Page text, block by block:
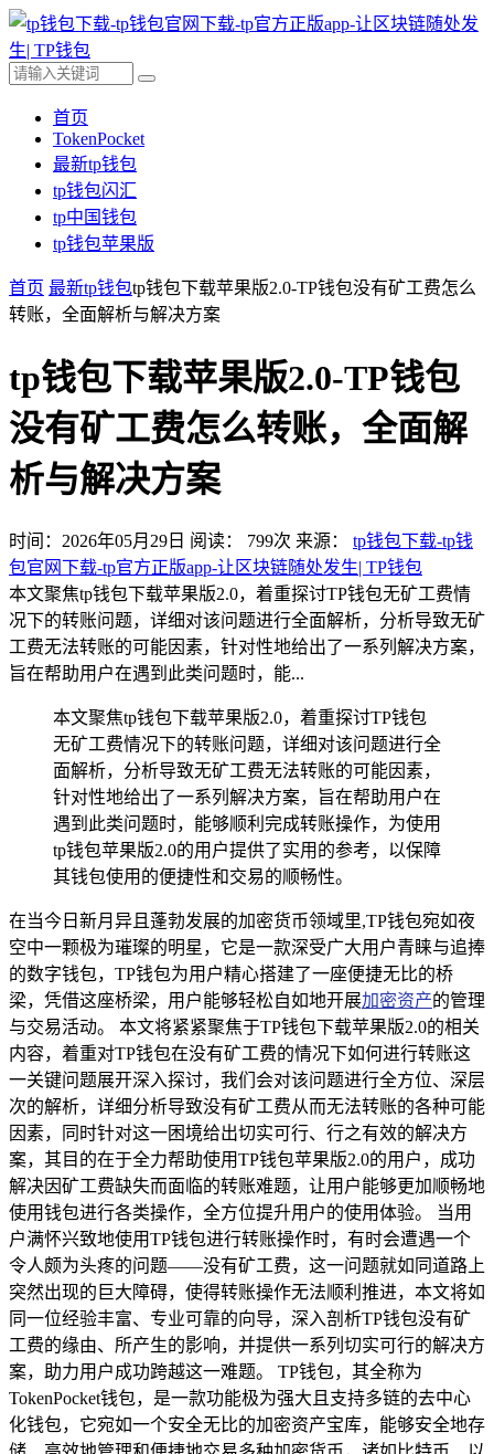
首页
TokenPocket
最新tp钱包
tp钱包闪汇
tp中国钱包
tp钱包苹果版
首页 最新tp钱包tp钱包下载苹果版2.0-TP钱包没有矿工费怎么
转账，全面解析与解决方案
tp钱包下载苹果版2.0-TP钱包
没有矿工费怎么转账，全面解
析与解决方案
时间：2026年05月29日 阅读： 799次 来源： tp钱包下载-tp钱
包官网下载-tp官方正版app-让区块链随处发生| TP钱包
本文聚焦tp钱包下载苹果版2.0，着重探讨TP钱包无矿工费情
况下的转账问题，详细对该问题进行全面解析，分析导致无矿
工费无法转账的可能因素，针对性地给出了一系列解决方案，
旨在帮助用户在遇到此类问题时，能...
本文聚焦tp钱包下载苹果版2.0，着重探讨TP钱包
无矿工费情况下的转账问题，详细对该问题进行全
面解析，分析导致无矿工费无法转账的可能因素，
针对性地给出了一系列解决方案，旨在帮助用户在
遇到此类问题时，能够顺利完成转账操作，为使用
tp钱包苹果版2.0的用户提供了实用的参考，以保障
其钱包使用的便捷性和交易的顺畅性。
在当今日新月异且蓬勃发展的加密货币领域里,TP钱包宛如夜
空中一颗极为璀璨的明星，它是一款深受广大用户青睐与追捧
的数字钱包，TP钱包为用户精心搭建了一座便捷无比的桥
梁，凭借这座桥梁，用户能够轻松自如地开展加密资产的管理
与交易活动。 本文将紧紧聚焦于TP钱包下载苹果版2.0的相关
内容，着重对TP钱包在没有矿工费的情况下如何进行转账这
一关键问题展开深入探讨，我们会对该问题进行全方位、深层
次的解析，详细分析导致没有矿工费从而无法转账的各种可能
因素，同时针对这一困境给出切实可行、行之有效的解决方
案，其目的在于全力帮助使用TP钱包苹果版2.0的用户，成功
解决因矿工费缺失而面临的转账难题，让用户能够更加顺畅地
使用钱包进行各类操作，全方位提升用户的使用体验。 当用
户满怀兴致地使用TP钱包进行转账操作时，有时会遭遇一个
令人颇为头疼的问题——没有矿工费，这一问题就如同道路上
突然出现的巨大障碍，使得转账操作无法顺利推进，本文将如
同一位经验丰富、专业可靠的向导，深入剖析TP钱包没有矿
工费的缘由、所产生的影响，并提供一系列切实可行的解决方
案，助力用户成功跨越这一难题。 TP钱包，其全称为
TokenPocket钱包，是一款功能极为强大且支持多链的去中心
化钱包，它宛如一个安全无比的加密资产宝库，能够安全地存